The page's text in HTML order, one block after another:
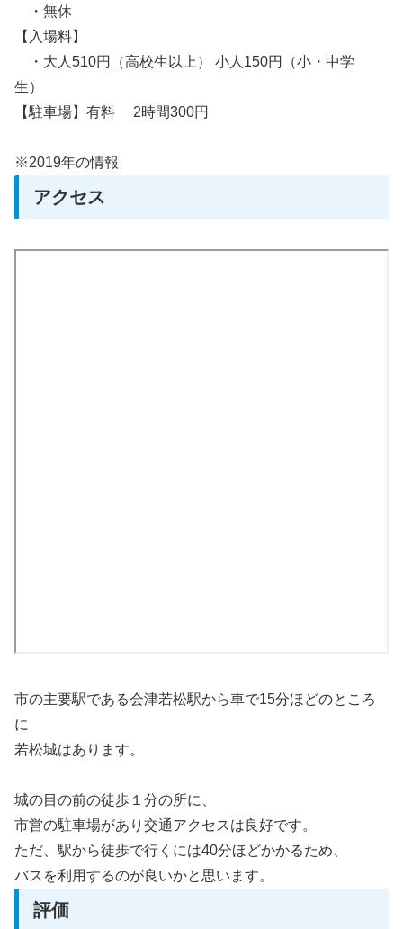
・無休
【入場料】
・大人510円（高校生以上） 小人150円（小・中学
生）
【駐車場】有料 2時間300円
※2019年の情報
アクセス
市の主要駅である会津若松駅から車で15分ほどのところ
に
若松城はあります。
城の目の前の徒歩１分の所に、
市営の駐車場があり交通アクセスは良好です。
ただ、駅から徒歩で行くには40分ほどかかるため、
バスを利用するのが良いかと思います。
評価